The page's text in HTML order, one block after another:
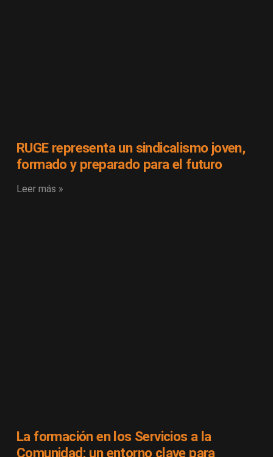
RUGE representa un sindicalismo joven,
formado y preparado para el futuro
Leer más »
La formación en los Servicios a la
Comunidad: un entorno clave para